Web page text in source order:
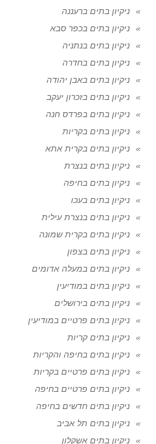
ניקיון בתים ברעננה
ניקיון בתים בכפר סבא
ניקיון בתים בנתניה
ניקיון בתים בחדרה
ניקיון בתים באבן יהודה
ניקיון בתים בזכרון יעקב
ניקיון בתים בפרדס חנה
ניקיון בתים בקריות
ניקיון בתים בקרית אתא
ניקיון בתים בנצרת
ניקיון בתים בחיפה
ניקיון בתים בעכו
ניקיון בתים בנצרת עילית
ניקיון בתים בקרית שמונה
ניקיון בתים בצפון
ניקיון בתים במעלה אדומים
ניקיון בתים במודיעין
ניקיון בתים בירושלים
ניקיון בתים פרטיים במודיעין
ניקיון בתים קריות
ניקיון בתים בחיפה והקריות
ניקיון בתים פרטיים בקריות
ניקיון בתים פרטיים בחיפה
ניקיון בתים חדשים בחיפה
ניקיון בתים תל אביב
ניקיון בתים אשקלון